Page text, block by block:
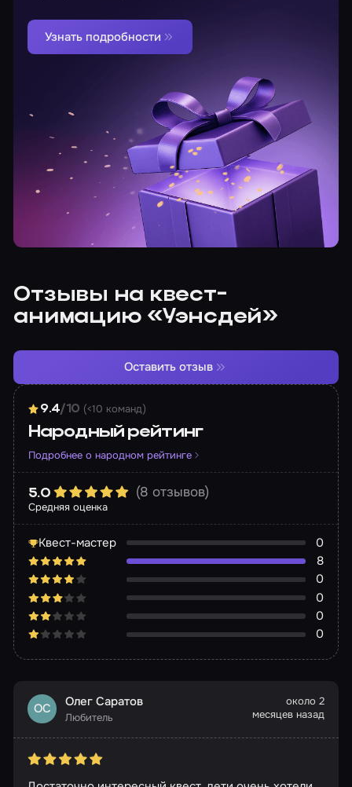
Узнать подробности
Отзывы на квест-
анимацию «Уэнсдей»
9.4/10 (<10 команд)
Народный рейтинг
Подробнее о народном рейтинге
Средняя оценка
5.0 (8 отзывов)
Квест-мастер
0
8
0
0
0
0
Оставить отзыв
ОС Олег Саратов
Любитель
около 2
месяцев назад